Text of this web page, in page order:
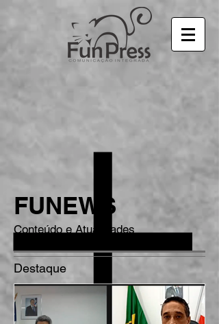
FUNEWS
Conteúdo e Atualidades
Destaque